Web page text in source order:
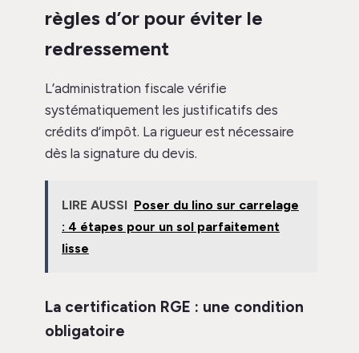
règles d’or pour éviter le
redressement
L’administration fiscale vérifie
systématiquement les justificatifs des
crédits d’impôt. La rigueur est nécessaire
dès la signature du devis.
LIRE AUSSI Poser du lino sur carrelage
: 4 étapes pour un sol parfaitement
lisse
La certification RGE : une condition
obligatoire